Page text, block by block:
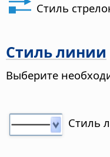
Стиль
Стиль линии
Выберите
Стиль